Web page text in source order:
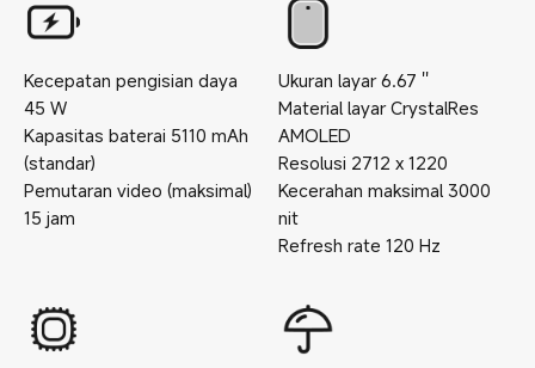
Kecepatan pengisian daya
45 W
Kapasitas baterai 5110 mAh
(standar)
Pemutaran video (maksimal)
15 jam
Ukuran layar 6.67 ''
Material layar CrystalRes
AMOLED
Resolusi 2712 x 1220
Kecerahan maksimal 3000
nit
Refresh rate 120 Hz